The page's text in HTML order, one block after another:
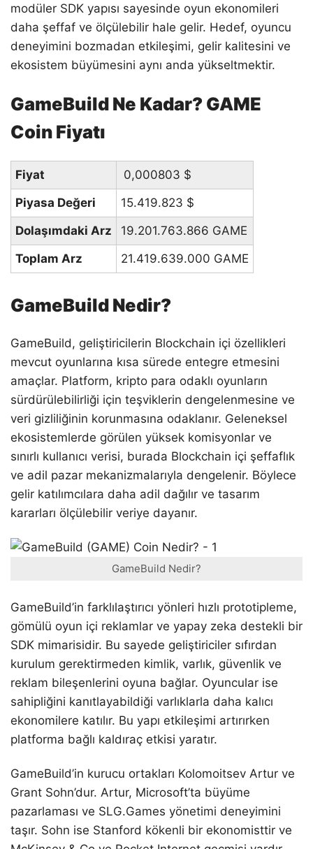
modüler SDK yapısı sayesinde oyun ekonomileri
daha şeffaf ve ölçülebilir hale gelir. Hedef, oyuncu
deneyimini bozmadan etkileşimi, gelir kalitesini ve
ekosistem büyümesini aynı anda yükseltmektir.
GameBuild Ne Kadar? GAME
Coin Fiyatı
Fiyat 0,000803 $
Piyasa Değeri
15.419.823 $
Dolaşımdaki Arz
19.201.763.866 GAME
Toplam Arz
21.419.639.000 GAME
GameBuild Nedir?
GameBuild, geliştiricilerin Blockchain içi özellikleri
mevcut oyunlarına kısa sürede entegre etmesini
amaçlar. Platform, kripto para odaklı oyunların
sürdürülebilirliği için teşviklerin dengelenmesine ve
veri gizliliğinin korunmasına odaklanır. Geleneksel
ekosistemlerde görülen yüksek komisyonlar ve
sınırlı kullanıcı verisi, burada Blockchain içi şeffaflık
ve adil pazar mekanizmalarıyla dengelenir. Böylece
gelir katılımcılara daha adil dağılır ve tasarım
kararları ölçülebilir veriye dayanır.
GameBuild Nedir?
GameBuild’in farklılaştırıcı yönleri hızlı prototipleme,
gömülü oyun içi reklamlar ve yapay zeka destekli bir
SDK mimarisidir. Bu sayede geliştiriciler sıfırdan
kurulum gerektirmeden kimlik, varlık, güvenlik ve
reklam bileşenlerini oyuna bağlar. Oyuncular ise
sahipliğini kanıtlayabildiği varlıklarla daha kalıcı
ekonomilere katılır. Bu yapı etkileşimi artırırken
platforma bağlı kaldıraç etkisi yaratır.
GameBuild’in kurucu ortakları Kolomoitsev Artur ve
Grant Sohn’dur. Artur, Microsoft’ta büyüme
pazarlaması ve SLG.Games yönetimi deneyimini
taşır. Sohn ise Stanford kökenli bir ekonomisttir ve